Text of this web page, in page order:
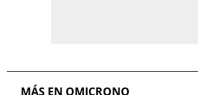
MÁS EN OMICRONO